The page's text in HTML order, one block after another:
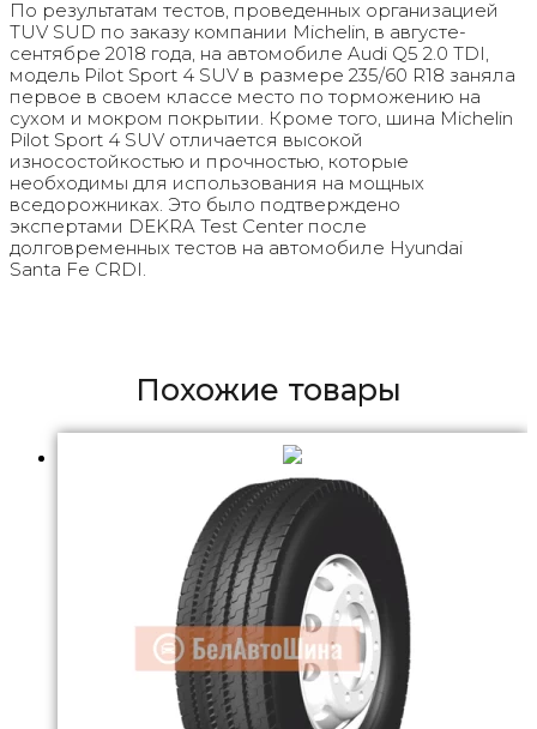
По результатам тестов, проведенных организацией
TUV SUD по заказу компании Michelin, в августе-
сентябре 2018 года, на автомобиле Audi Q5 2.0 TDI,
модель Pilot Sport 4 SUV в размере 235/60 R18 заняла
первое в своем классе место по торможению на
сухом и мокром покрытии. Кроме того, шина Michelin
Pilot Sport 4 SUV отличается высокой
износостойкостью и прочностью, которые
необходимы для использования на мощных
вседорожниках. Это было подтверждено
экспертами DEKRA Test Center после
долговременных тестов на автомобиле Hyundai
Santa Fe CRDI.
Похожие товары